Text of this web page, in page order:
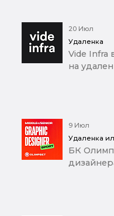
20 Июл
Удаленка
Vide Infra
на
9 Июл
Удаленка
БК Олимп